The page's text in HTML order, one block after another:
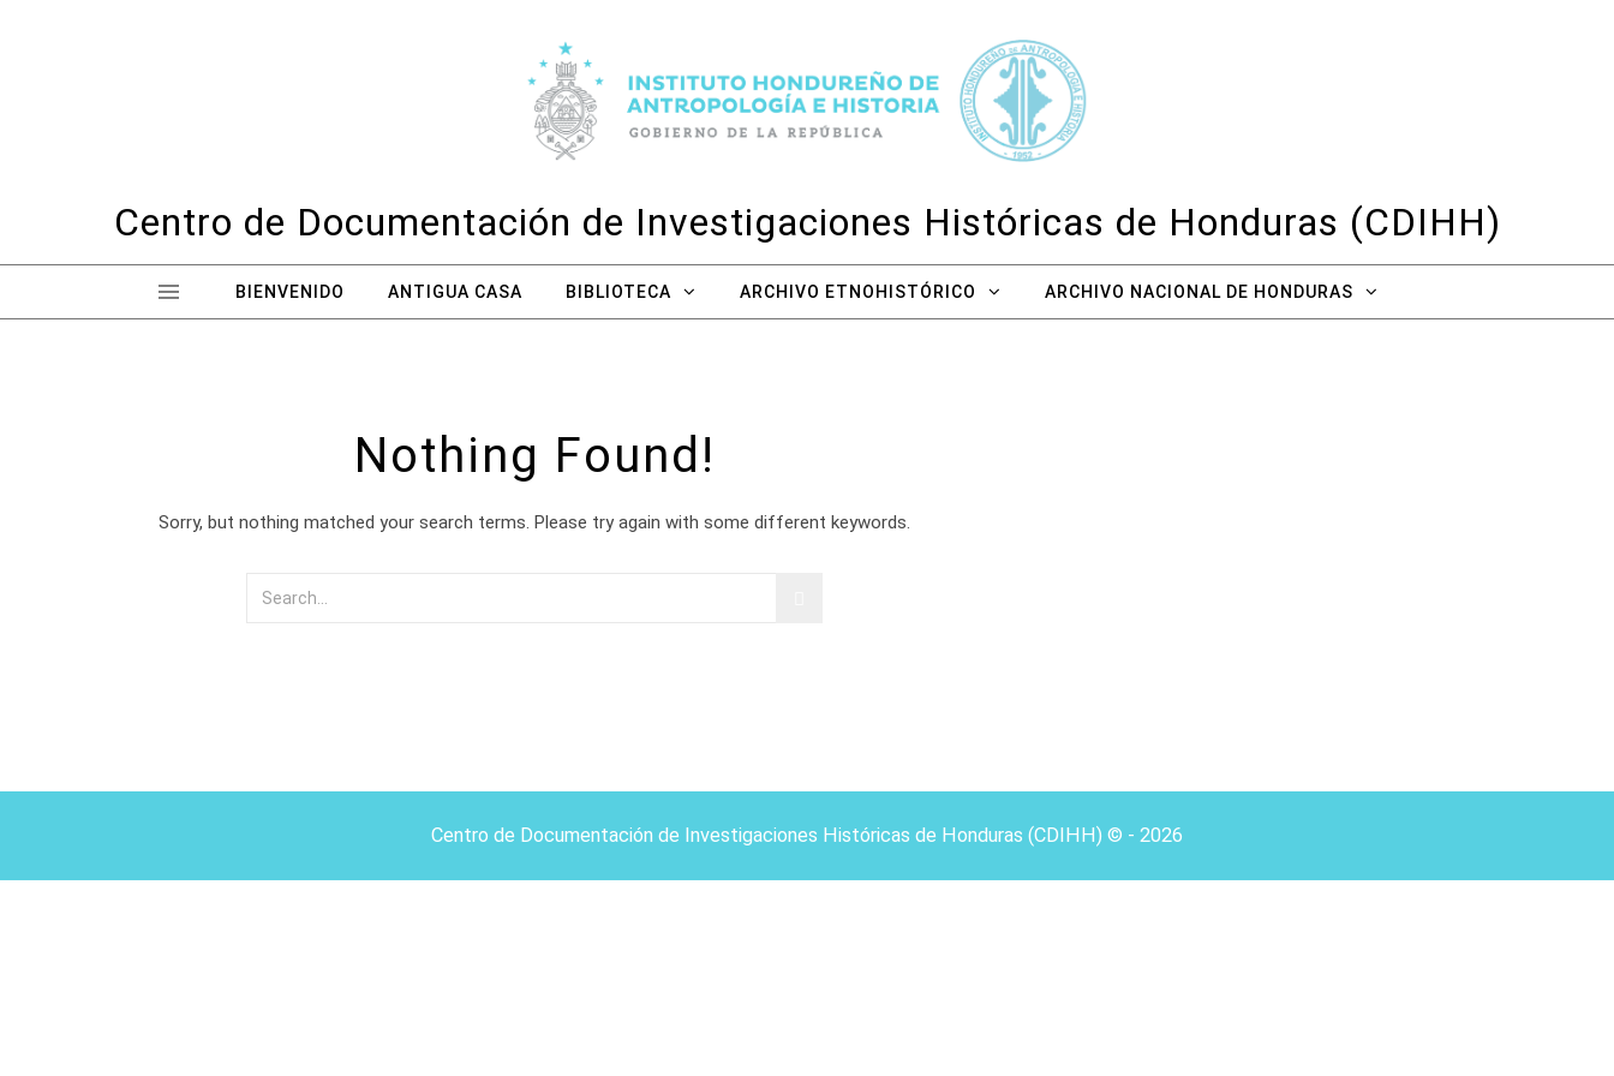
Centro de Documentación de Investigaciones Históricas de Honduras (CDIHH)
BIENVENIDO ANTIGUA CASA BIBLIOTECA ARCHIVO ETNOHISTÓRICO ARCHIVO NACIONAL DE HONDURAS
Nothing Found!
Sorry, but nothing matched your search terms. Please try again with some different keywords.
Centro de Documentación de Investigaciones Históricas de Honduras (CDIHH) © - 2026